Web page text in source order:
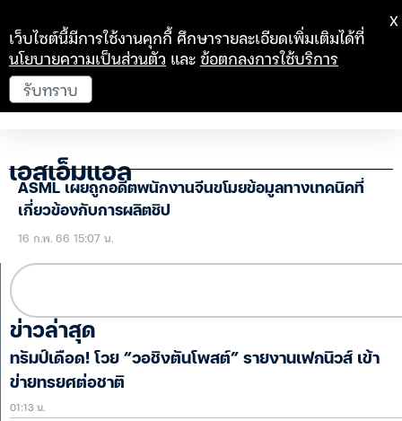
เอสเอ็มแอล
ASML เผยถูกอดีตพนักงานจีนขโมยข้อมูลทางเทคนิคที่
เกี่ยวข้องกับการผลิตชิป
16 ก.พ. 66 15:07 น.
ข่าวล่าสุด
ทรัมป์เดือด! โวย “วอชิงตันโพสต์” รายงานเฟกนิวส์ เข้า
ข่ายทรยศต่อชาติ
01:13 น.
เว็บไซต์นี้มีการใช้งานคุกกี้ ศึกษารายละเอียดเพิ่มเติมได้ที่
นโยบายความเป็นส่วนตัว และข้อตกลงการใช้บริการ
รับทราบ
X